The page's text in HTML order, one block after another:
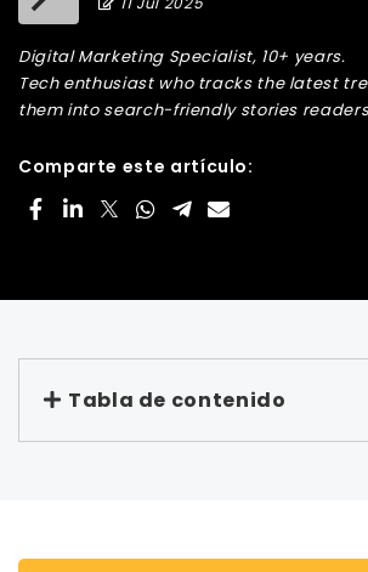
Digital Marketing Specialist, 10+ years.
Tech enthusiast who tracks the latest
them into search-friendly stories
Comparte este artículo:
Tabla de contenido